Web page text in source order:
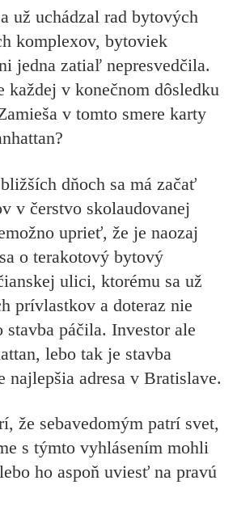
už uchádzal rad bytových
komplexov, bytoviek
jedna zatiaľ nepresvedčila.
každej v konečnom dôsledku
v tomto smere karty
dňoch sa má začať
v čerstvo skolaudovanej
uprieť, že je naozaj
o terakotový bytový
ulici, ktorému sa už
prívlastkov a doteraz nie
stavba páčila. Investor ale
lebo tak je stavba
najlepšia adresa v Bratislave.
že sebavedomým patrí svet,
s týmto vyhlásením mohli
ho aspoň uviesť na pravú